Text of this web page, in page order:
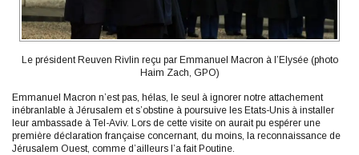
Le président Reuven Rivlin reçu par Emmanuel Macron à l’Elysée (photo
Haim Zach, GPO)
Emmanuel Macron n’est pas, hélas, le seul à ignorer notre attachement
inébranlable à Jérusalem et s’obstine à poursuive les Etats-Unis à installer
leur ambassade à Tel-Aviv. Lors de cette visite on aurait pu espérer une
première déclaration française concernant, du moins, la reconnaissance de
Jérusalem Ouest, comme d’ailleurs l’a fait Poutine.